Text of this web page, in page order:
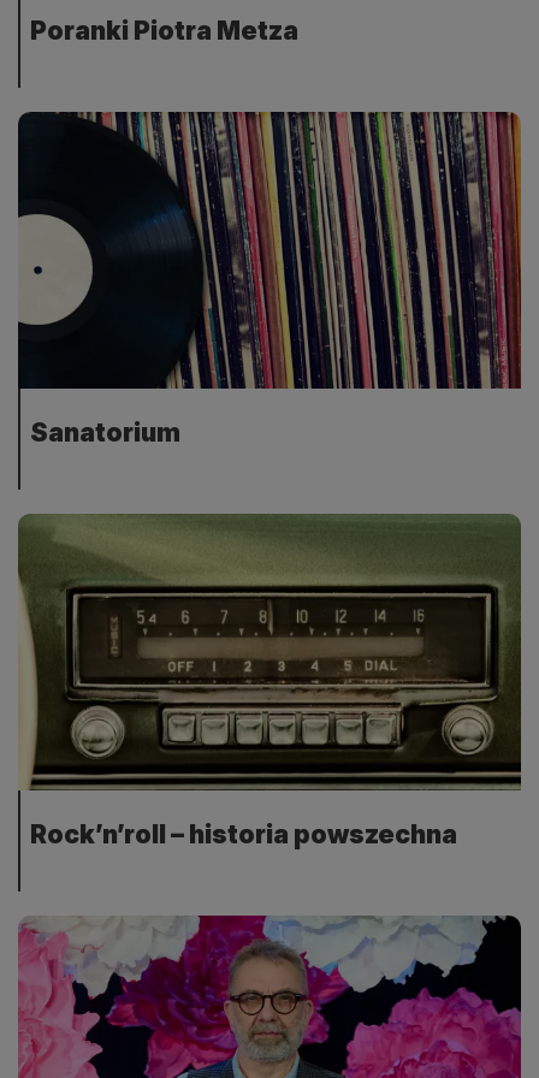
Poranki Piotra Metza
Sanatorium
Rock’n’roll – historia powszechna